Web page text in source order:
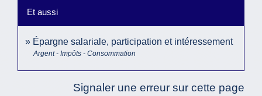
Et aussi
Épargne salariale, participation et intéressement
Argent - Impôts - Consommation
Signaler une erreur sur cette page